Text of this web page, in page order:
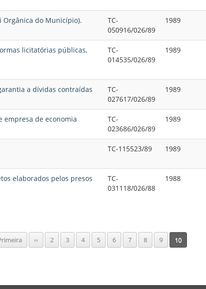
Orgânica do Município).
TC-
050916/026/89
1989
licitatórias públicas,
TC-
014535/026/89
1989
a dívidas contraídas
TC-
027617/026/89
1989
empresa de economia
TC-
023686/026/89
1989
TC-115523/89 1989
elaborados pelos presos
TC-
031118/026/88
1988
Página
anterior
‹‹ Page
2 Page
3 Page
4 Page
5 Page
6 Page
7 Page
8 Page
9
Página
atual
10